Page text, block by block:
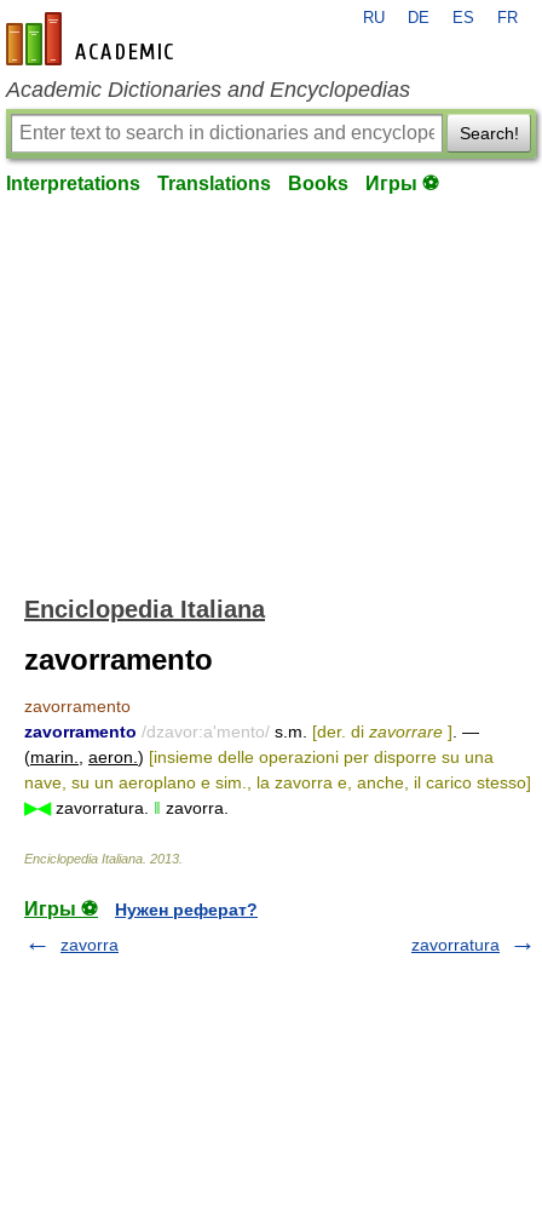
en-academic.com
RU DE ES FR
Academic Dictionaries and Encyclopedias
Search!
Interpretations Translations Books Игры ⚽
Enciclopedia Italiana
zavorramento
zavorramento
zavorramento /dzavor:a'mento/ s.m. [der. di zavorrare ] . —
(marin. aeron. ) [insieme delle operazioni per disporre su una
nave, su un aeroplano e sim., la zavorra e, anche, il carico stesso]
▶◀zavorratura. ‖ zavorra.
Enciclopedia Italiana 2013
Игры ⚽
Нужен реферат?
zavorra
zavorratura